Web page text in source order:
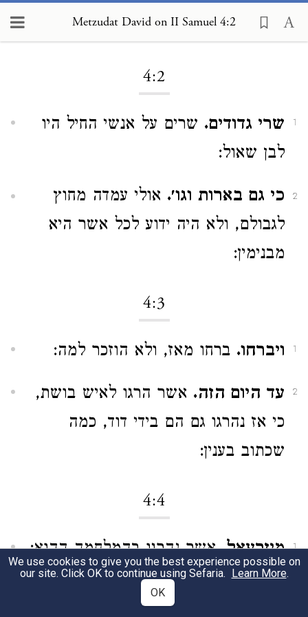
Metzudat David on II Samuel 4:2
4:2
1 שרי גדודים. שרים על אנשי החיל היו
לבן שאול:
2 כי גם בארות וגו׳. אולי עמדה מחוץ
לגבולם, ולא היה ידוע לכל אשר היא
מבנימין:
4:3
1 ויברחו. ברחו מאז, ולא הוזכר למה:
2 עד היום הזה. אשר הרגו לאיש בושת,
כי אז נהרגו גם הם בידי דוד, כמה
שכתוב בענין:
4:4
1 מיזרעאל.אשר נהרגו בהמלחמה ההוא:
מפחד פלשתים שלא יבואו אל
We use cookies to give you the best experience possible on
our site. Click OK to continue using Sefaria. Learn More.
OK